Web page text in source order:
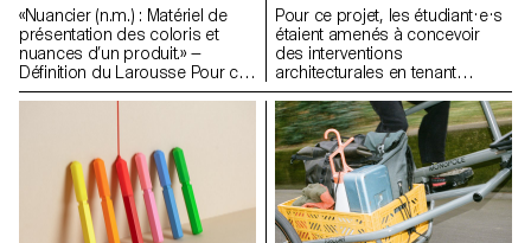
«Nuancier (n.m.) : Matériel de
présentation des coloris et
nuances d’un produit.» —
Définition du Larousse Pour ce
projet, les étudiant·e·s ont
assemblages et matières,
qu'ils ont nuancés en plusieurs
échantillons et assemblés
ensuite pour créer leur propre
nuancier.
Pour ce projet, les étudiant·e·s
étaient amenés à concevoir
des interventions
architecturales en tenant
compte des caractéristiques
d'un lieu choisi avec précision.
Ils devaient sélectionner un
bâtiment inspirant pour y
intégrer leur objet ou
intervention, en pensant à en
améliorer la fonctionnalité ou à
le protéger de l'usure. Dans le